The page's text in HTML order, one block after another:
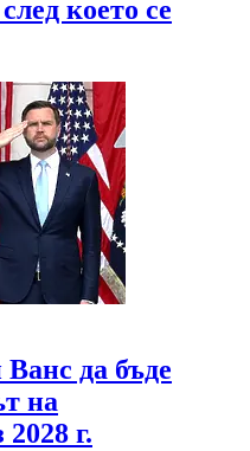
което се
да бъде
на
г.